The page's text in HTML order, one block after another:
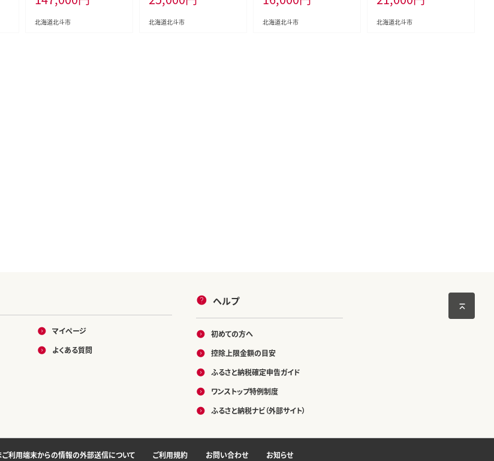
北海道北斗市 北海道北斗市 北海道北斗市 北海道北斗市
マイページ
よくある質問
ヘルプ
初めての方へ
控除上限金額の目安
ふるさと納税確定申告ガイド
ワンストップ特例制度
ふるさと納税ナビ（外部サイト）
ご利用端末からの情報の外部送信について ご利用規約 お問い合わせ お知らせ